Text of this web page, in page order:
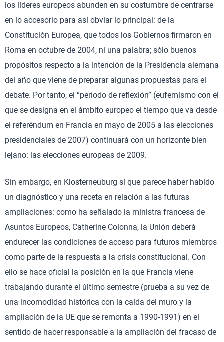
los líderes europeos abunden en su costumbre de centrarse
en lo accesorio para así obviar lo principal: de la
Constitución Europea, que todos los Gobiernos firmaron en
Roma en octubre de 2004, ni una palabra; sólo buenos
propósitos respecto a la intención de la Presidencia alemana
del año que viene de preparar algunas propuestas para el
debate. Por tanto, el “período de reflexión” (eufemismo con el
que se designa en el ámbito europeo el tiempo que va desde
el referéndum en Francia en mayo de 2005 a las elecciones
presidenciales de 2007) continuará con un horizonte bien
lejano: las elecciones europeas de 2009.
Sin embargo, en Klosterneuburg sí que parece haber habido
un diagnóstico y una receta en relación a las futuras
ampliaciones: como ha señalado la ministra francesa de
Asuntos Europeos, Catherine Colonna, la Unión deberá
endurecer las condiciones de acceso para futuros miembros
como parte de la respuesta a la crisis constitucional. Con
ello se hace oficial la posición en la que Francia viene
trabajando durante el último semestre (prueba a su vez de
una incomodidad histórica con la caída del muro y la
ampliación de la UE que se remonta a 1990-1991) en el
sentido de hacer responsable a la ampliación del fracaso de